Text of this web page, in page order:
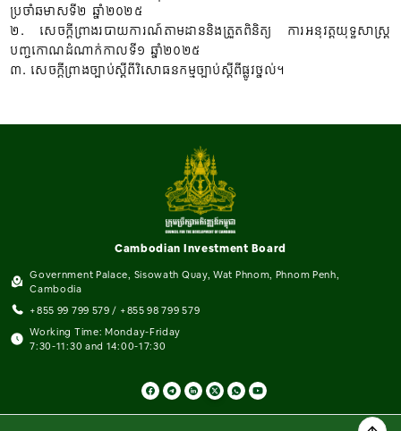
ប្រចាំឆមាសទី២ ឆ្នាំ២០២៥
២. សេចក្តីព្រាងរបាយការណ៍តាមដាននិងត្រួតពិនិត្យ ការអនុវត្តយុទ្ធសាស្ត្រ
បញ្ចកោណដំណាក់កាលទី១ ឆ្នាំ២០២៥
៣. សេចក្តីព្រាងច្បាប់ស្តីពីវិសោធនកម្មច្បាប់ស្តីពីផ្លូវថ្នល់។
Cambodian Investment Board
Government Palace, Sisowath Quay, Wat Phnom, Phnom Penh,
Cambodia
+855 99 799 579 / +855 98 799 579
Working Time: Monday-Friday
7:30-11:30 and 14:00-17:30